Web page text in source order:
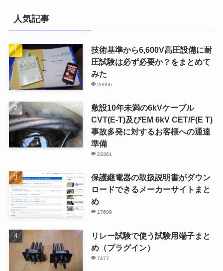
人気記事
技術基準から6,600V高圧設備に耐
圧試験は必ず必要か？をまとめて
みた
26906
敷設10年未満の6kVケーブル
CVT(E-T)及びEM 6kV CET/F(E T)
事故多発に対するお客様への通達
準備
23361
保護継電器の取扱説明書がダウン
ロードできるメーカーサイトまと
め
17609
リレー試験で使う試験用端子まと
め（プラグイン）
7477